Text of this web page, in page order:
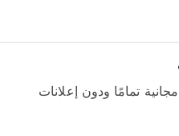
تمامًا ودون إعلانات